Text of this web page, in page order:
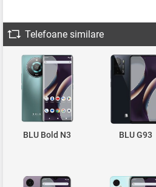
Telefoane similare
BLU Bold N3 BLU G93